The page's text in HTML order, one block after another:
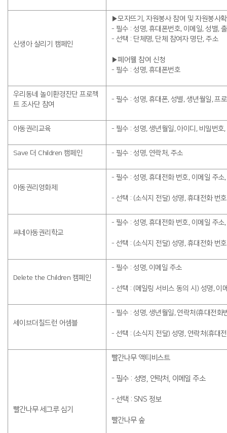
신생아 살리기 캠페인
▶모자뜨기, 자원봉사 참여 및 자원봉사
- 필수 : 성명, 휴대폰번호, 이메일, 성별,
- 선택 : 단체명, 단체 참여자 명단, 주소
▶페어웰 참여 신청
- 필수 : 성명, 휴대폰번호
우리동네 놀이환경진단 프로젝
트 조사단 참여
- 필수 : 성명, 휴대폰, 성별, 생년월일, 프
아동권리교육 - 필수 : 성명, 생년월일, 아이디, 비밀번
Save 더 Children 캠페인 - 필수 : 성명, 연락처, 주소
아동권리영화제
- 필수 : 성명, 휴대전화 번호, 이메일 주
- 선택 : (소식지 전달) 성명, 휴대전화 번
씨네아동권리학교
- 필수 : 성명, 휴대전화 번호, 이메일 주소
- 선택 : (소식지 전달) 성명, 휴대전화 번
Delete the Children 캠페인
- 필수 : 성명, 이메일 주소
- 선택 : (메일링 서비스 동의 시) 성명, 이
세이브더칠드런 어셈블
- 필수 : 성명, 생년월일, 연락처(휴대전화
- 선택 : (소식지 전달) 성명, 연락처(휴대
빨간나무 세그루 심기
빨간나무 액티비스트
- 필수 : 성명, 연락처, 이메일 주소
- 선택 : SNS 정보
빨간나무 숲